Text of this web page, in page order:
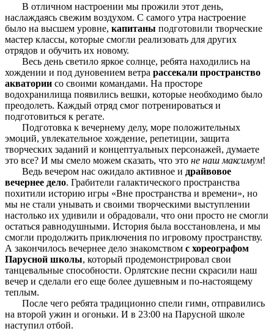
В отличном настроении мы прожили этот день,
наслаждаясь свежим воздухом. С самого утра настроение
было на высшем уровне, капитаны подготовили творческие
мастер классы, которые смогли реализовать для других
отрядов и обучить их новому.
Весь день светило яркое солнце, ребята находились на
хождении и под дуновением ветра рассекали пространство
акватории со своими командами. На просторе
водохранилища появились вешки, которые необходимо было
преодолеть. Каждый отряд смог потренироваться и
подготовиться к регате.
Подготовка к вечернему делу, море положительных
эмоций, увлекательное хождение, репетиции, защита
творческих заданий и концептуальных персонажей, думаете
это все? И мы смело можем сказать, что это не наш максимум!
Ведь вечером нас ожидало активное и драйвовое
вечернее дело. Грабители галактического пространства
похитили историю игры «Вне пространства и времени», но
мы не стали унывать и своими творческими выступлении
настолько их удивили и обрадовали, что они просто не смогли
остаться равнодушными. История была восстановлена, и мы
смогли продолжить приключения по игровому пространству.
А закончилось вечернее дело знакомством с хореографом
Парусной школы, который продемонстрировал свои
танцевальные способности. Орлятские песни скрасили наш
вечер и сделали его еще более душевным и по-настоящему
теплым.
После чего ребята традиционно спели гимн, отправились
на второй ужин и огоньки. И в 23:00 на Парусной школе
наступил отбой.